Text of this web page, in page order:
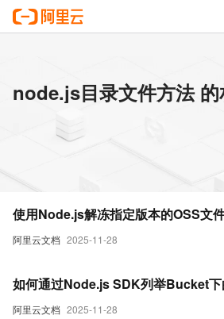
node.js目录文件方法
阿里云文档 2025-11-28
使用Node.js解冻指定版本的OSS文
阿里云文档 2025-11-28
如何通过Node.js SDK列举Bucket